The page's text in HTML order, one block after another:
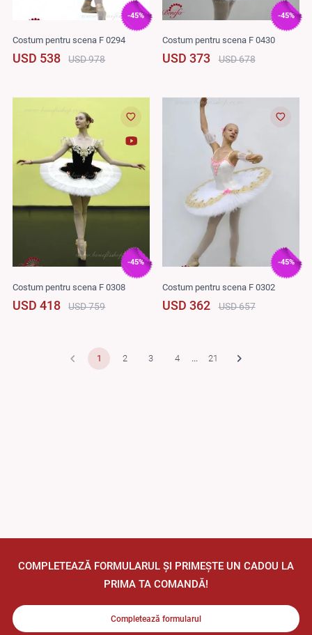
-45%
Costum pentru scena F 0294
USD 538 USD 978
-45%
Costum pentru scena F 0430
USD 373 USD 678
-45%
Costum pentru scena F 0308
USD 418 USD 759
-45%
Costum pentru scena F 0302
USD 362 USD 657
1 2 3 4 ... 21
COMPLETEAZĂ FORMULARUL ȘI PRIMEȘTE UN CADOU LA
PRIMA TA COMANDĂ!
Completează formularul